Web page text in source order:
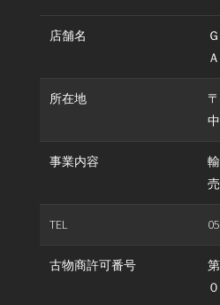
店舗名
所在地
事業内容
売
TEL
古物商許可番号